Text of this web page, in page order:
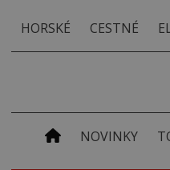
HORSKÉ CESTNÉ
NOVINKY